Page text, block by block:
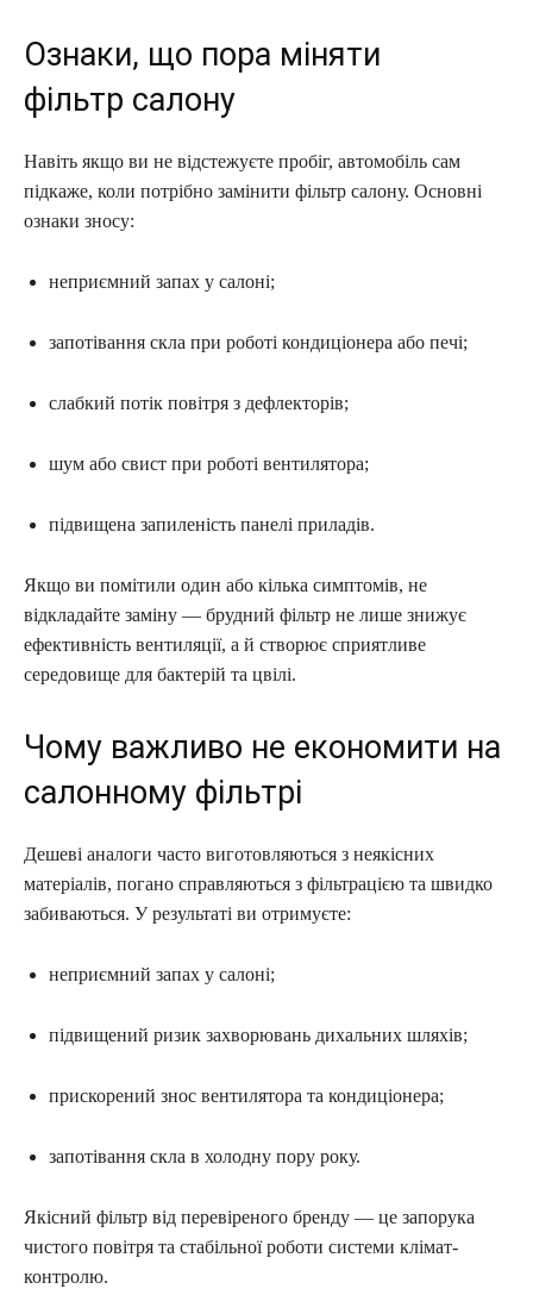
Ознаки, що пора міняти
фільтр салону
Навіть якщо ви не відстежуєте пробіг, автомобіль сам
підкаже, коли потрібно замінити фільтр салону. Основні
ознаки зносу:
неприємний запах у салоні;
запотівання скла при роботі кондиціонера або печі;
слабкий потік повітря з дефлекторів;
шум або свист при роботі вентилятора;
підвищена запиленість панелі приладів.
Якщо ви помітили один або кілька симптомів, не
відкладайте заміну — брудний фільтр не лише знижує
ефективність вентиляції, а й створює сприятливе
середовище для бактерій та цвілі.
Чому важливо не економити на
салонному фільтрі
Дешеві аналоги часто виготовляються з неякісних
матеріалів, погано справляються з фільтрацією та швидко
забиваються. У результаті ви отримуєте:
неприємний запах у салоні;
підвищений ризик захворювань дихальних шляхів;
прискорений знос вентилятора та кондиціонера;
запотівання скла в холодну пору року.
Якісний фільтр від перевіреного бренду — це запорука
чистого повітря та стабільної роботи системи клімат-
контролю.